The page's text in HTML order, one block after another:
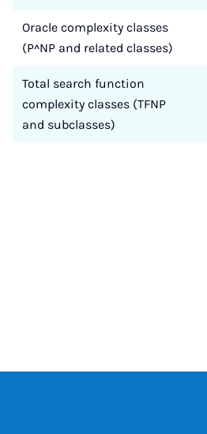
Oracle complexity classes
(P^NP and related classes)
Total search function
complexity classes (TFNP
and subclasses)